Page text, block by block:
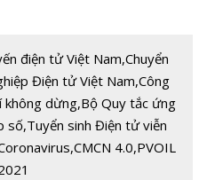
điện tử Việt Nam,Chuyển
Điện tử Việt Nam,Công
không dừng,Bộ Quy tắc ứng
số,Tuyển sinh Điện tử viễn
,CMCN 4.0,PVOIL